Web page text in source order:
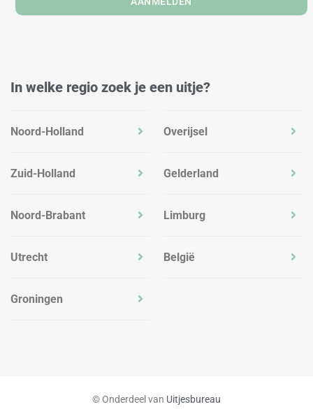
In welke regio zoek je een uitje?
Noord-Holland
Zuid-Holland
Noord-Brabant
Utrecht
Groningen
Overijsel
Gelderland
Limburg
België
© Onderdeel van Uitjesbureau